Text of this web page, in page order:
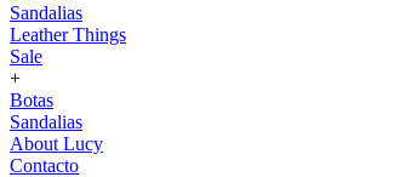
Sandalias
Leather Things
Sale
+
Botas
Sandalias
About Lucy
Contacto